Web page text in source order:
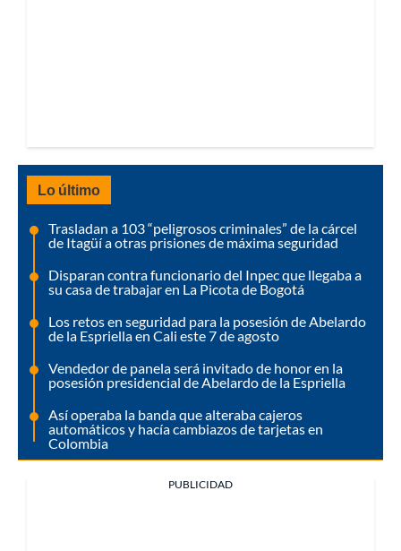
Lo último
Trasladan a 103 “peligrosos criminales” de la cárcel
de Itagüí a otras prisiones de máxima seguridad
Disparan contra funcionario del Inpec que llegaba a
su casa de trabajar en La Picota de Bogotá
Los retos en seguridad para la posesión de Abelardo
de la Espriella en Cali este 7 de agosto
Vendedor de panela será invitado de honor en la
posesión presidencial de Abelardo de la Espriella
Así operaba la banda que alteraba cajeros
automáticos y hacía cambiazos de tarjetas en
Colombia
PUBLICIDAD